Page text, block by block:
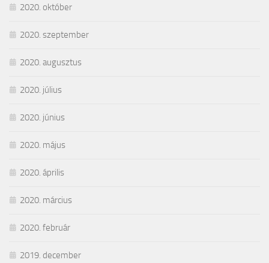
2020. október
2020. szeptember
2020. augusztus
2020. július
2020. június
2020. május
2020. április
2020. március
2020. február
2019. december